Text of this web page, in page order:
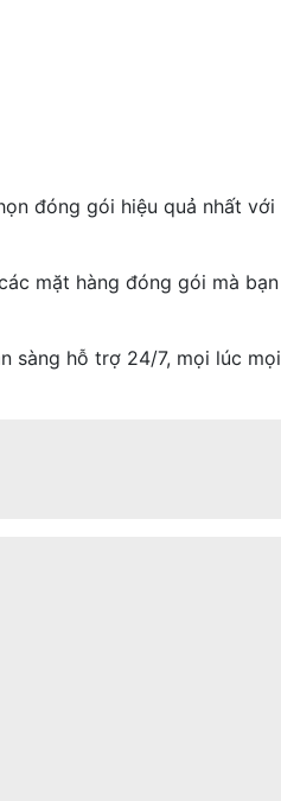
đóng gói hiệu quả nhất với
mặt hàng đóng gói mà bạn
sàng hỗ trợ 24/7, mọi lúc mọi